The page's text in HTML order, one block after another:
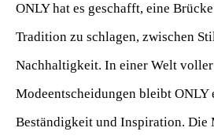
ONLY hat es geschafft, eine
Tradition zu schlagen, zwischen
Nachhaltigkeit. In einer Welt
Modeentscheidungen bleibt ONLY
Beständigkeit und Inspiration. Die